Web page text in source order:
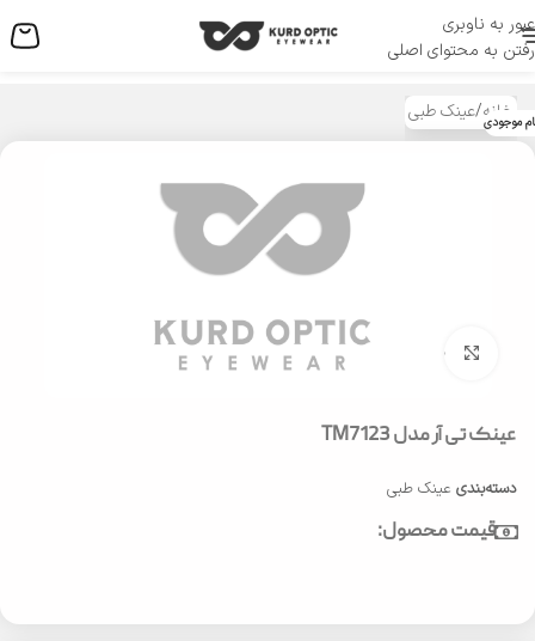
عبور به ناوبری
رفتن به محتوای اصلی
منو
خانه/عینک طبی موجودی
بزرگنمایی تصویر
عینک تی آر مدل TM7123
دسته‌بندی عینک طبی
قیمت محصول: